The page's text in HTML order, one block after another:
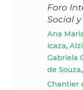
Foro
Social y
Ana
Icaza,
Gabriela
de Souza
Chantier